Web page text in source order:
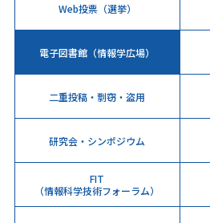
Web投票（選挙）
電子図書館（情報学広場）
二重投稿・剽窃・盗用
研究会・シンポジウム
FIT
（情報科学技術フォーラム）